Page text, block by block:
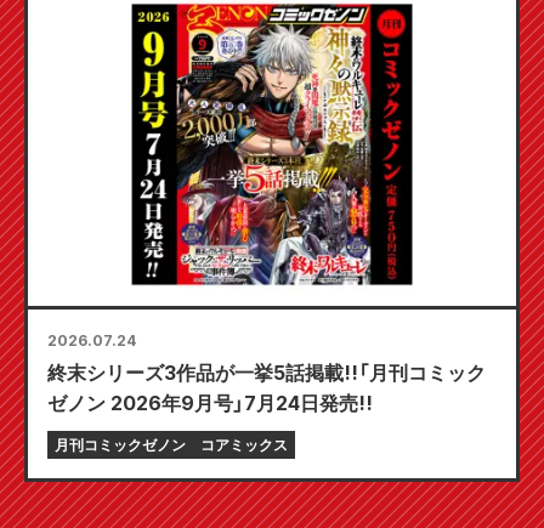
2026.07.24
終末シリーズ3作品が一挙5話掲載!!「月刊コミック
ゼノン 2026年9月号」7月24日発売!!
月刊コミックゼノン コアミックス